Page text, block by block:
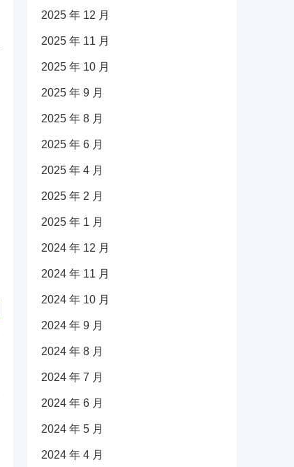
2025 年 12 月
2025 年 11 月
2025 年 10 月
2025 年 9 月
2025 年 8 月
2025 年 6 月
2025 年 4 月
2025 年 2 月
2025 年 1 月
2024 年 12 月
2024 年 11 月
2024 年 10 月
2024 年 9 月
2024 年 8 月
2024 年 7 月
2024 年 6 月
2024 年 5 月
2024 年 4 月